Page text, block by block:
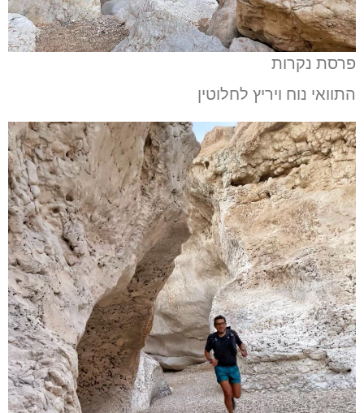
פרסת נקרות
התוואי נוח ויריץ לחלוטין